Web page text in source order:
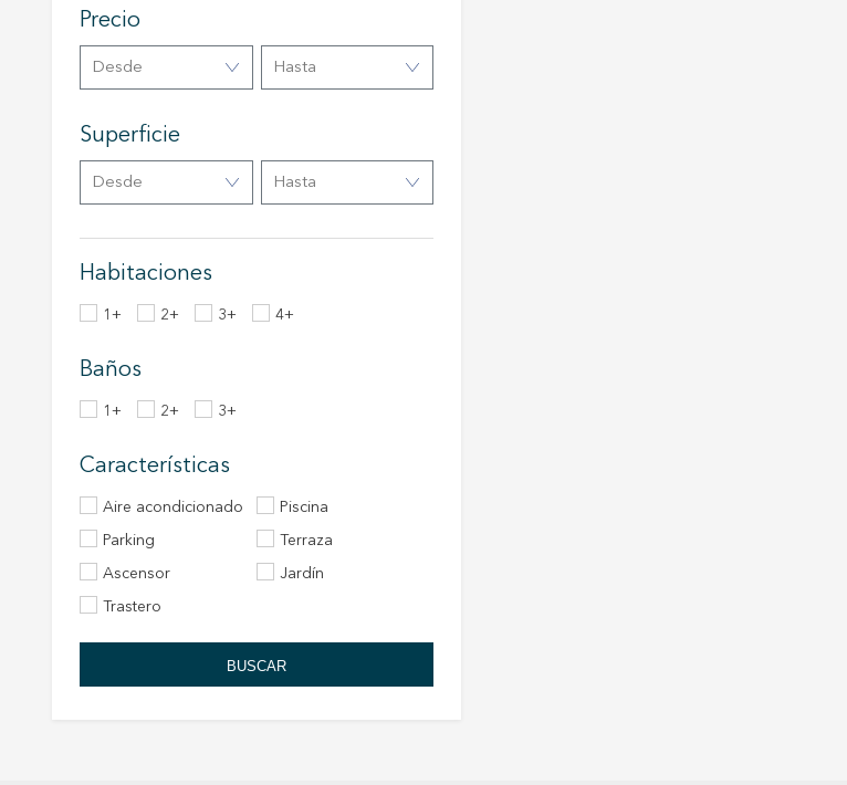
Precio
Desde Hasta
Superficie
Desde Hasta
Habitaciones
1+ 2+ 3+ 4+
Baños
1+ 2+ 3+
Características
Aire acondicionado Piscina
Parking Terraza
Ascensor Jardín
Trastero
BUSCAR